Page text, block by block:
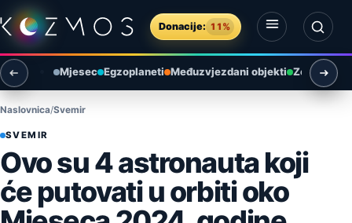
Preskoči na sadržaj
Donacije: 11%
Otvori izbornik
Otvori pretragu
Mjesec Egzoplaneti Međuzvjezdani objekti Zemlja i
Naslovnica Svemir
SVEMIR
Ovo su 4 astronauta koji
će putovati u orbiti oko